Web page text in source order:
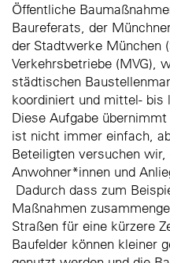
Öffentliche
Baureferats, der
der Stadtwerke München
Verkehrsbetriebe (MVG),
städtischen
koordiniert und mittel-
Diese Aufgabe übernimmt
ist nicht immer einfach,
Beteiligten versuchen
Anwohner*innen und
Dadurch dass zum
Maßnahmen
Straßen für eine kürzere
Baufelder können kleiner